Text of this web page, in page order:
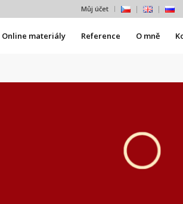
Můj účet
Online materiály Reference O mně